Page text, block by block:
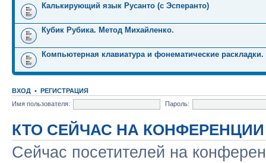
Калькирующий язык Русанто (с Эсперанто)
Кубик Рубика. Метод Михайленко.
Компьютерная клавиатура и фонематические раскладки.
ВХОД • РЕГИСТРАЦИЯ
Имя пользователя:
Пароль:
КТО СЕЙЧАС НА КОНФЕРЕНЦИИ
Сейчас посетителей на